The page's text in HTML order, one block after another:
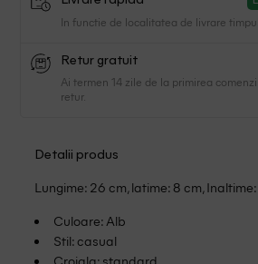
In functie de localitatea de livrare
Retur gratuit
Ai termen 14 zile de la primirea
retur.
Detalii produs
Lungime: 26 cm, latime: 8 cm,
Culoare: Alb
Stil: casual